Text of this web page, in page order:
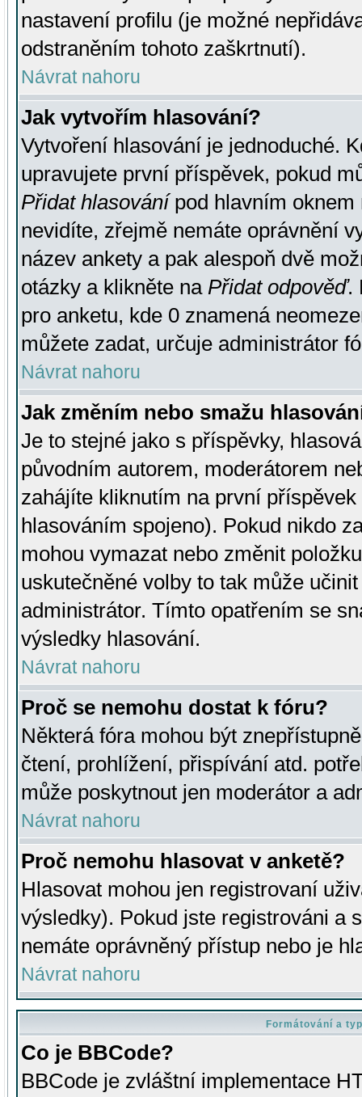
nastavení profilu (je možné
odstraněním tohoto zaškrtnutí).
Návrat nahoru
Jak vytvořím hlasování?
Vytvoření hlasování je jednoduché.
upravujete první příspěvek, pokud
Přidat hlasovánípod hlavním oknem
nevidíte, zřejmě nemáte oprávnění
název ankety a pak alespoň dvě
otázky a klikněte na Přidat odpověď.
pro anketu, kde 0 znamená
můžete zadat, určuje administrátor
Návrat nahoru
Jak změním nebo smažu
Je to stejné jako s příspěvky,
původním autorem, moderátorem
zahájíte kliknutím na první
hlasováním spojeno). Pokud nikdo
mohou vymazat nebo změnit
uskutečněné volby to tak může
administrátor. Tímto opatřením se
výsledky hlasování.
Návrat nahoru
Proč se nemohu dostat k fóru?
Některá fóra mohou být
čtení, prohlížení, přispívání atd.
může poskytnout jen moderátor a
Návrat nahoru
Proč nemohu hlasovat v anketě?
Hlasovat mohou jen registrovaní
výsledky). Pokud jste registrováni a
nemáte oprávněný přístup nebo je
Návrat nahoru
Formátování a
Co je BBCode?
BBCode je zvláštní implementace